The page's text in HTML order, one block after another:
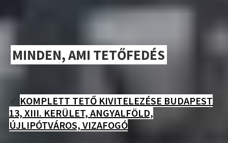
MINDEN, AMI TETŐFEDÉS
✓ KOMPLETT TETŐ KIVITELEZÉSE BUDAPEST
13, XIII. KERÜLET, ANGYALFÖLD,
ÚJLIPÓTVÁROS, VIZAFOGÓ